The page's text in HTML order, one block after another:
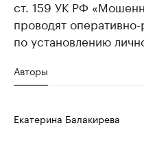
ст. 159 УК РФ
проводят
по установлению
Авторы
Екатерина Балакирева